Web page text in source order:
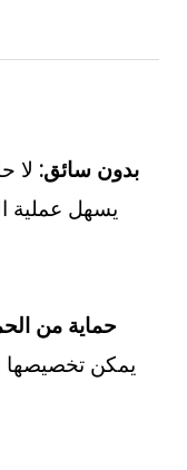
تقنية COB بدون سائق: لا
يسهل عملية
حماية من
يمكن تخصيصها